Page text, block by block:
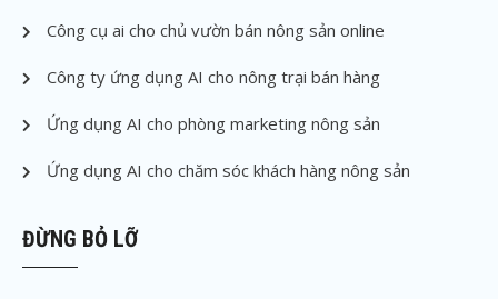
Công cụ ai cho chủ vườn bán nông sản online
Công ty ứng dụng AI cho nông trại bán hàng
Ứng dụng AI cho phòng marketing nông sản
Ứng dụng AI cho chăm sóc khách hàng nông sản
ĐỪNG BỎ LỠ